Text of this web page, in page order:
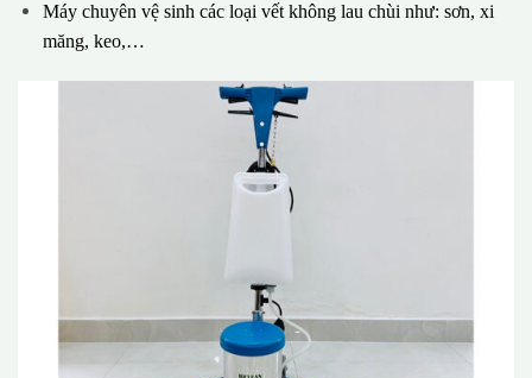
Máy chuyên vệ sinh các loại vết không lau chùi như: sơn, xi
măng, keo,…